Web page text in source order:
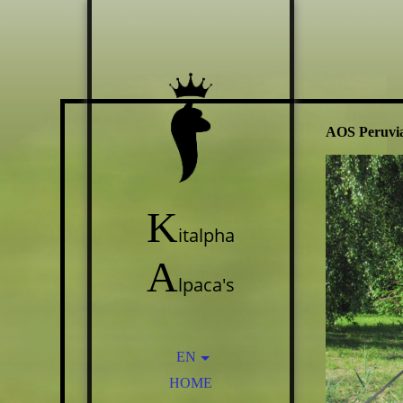
Kitalpha
Alpaca's
EN
NL
HOME
AOS